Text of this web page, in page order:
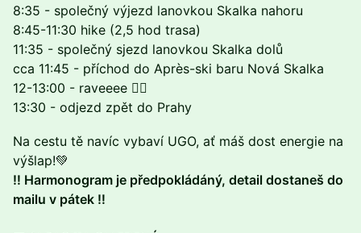
8:35 - společný výjezd lanovkou Skalka nahoru
8:45-11:30 hike (2,5 hod trasa)
11:35 - společný sjezd lanovkou Skalka dolů
cca 11:45 - příchod do Après-ski baru Nová Skalka
12-13:00 - raveeee ⛓️‍💥
13:30 - odjezd zpět do Prahy
Na cestu tě navíc vybaví UGO, ať máš dost energie na
výšlap!💚
‼️ Harmonogram je předpokládáný, detail dostaneš do
mailu v pátek ‼️